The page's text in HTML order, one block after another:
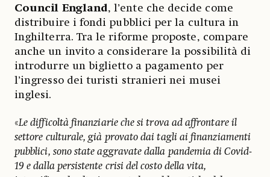
Council England, l’ente che decide come
distribuire i fondi pubblici per la cultura in
Inghilterra. Tra le riforme proposte, compare
anche un invito a considerare la possibilità di
introdurre un biglietto a pagamento per
l’ingresso dei turisti stranieri nei musei
inglesi.
«Le difficoltà finanziarie che si trova ad affrontare il
settore culturale, già provato dai tagli ai finanziamenti
pubblici, sono state aggravate dalla pandemia di Covid-
19 e dalla persistente crisi del costo della vita,